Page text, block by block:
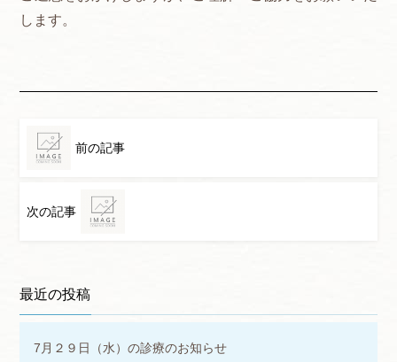
します。
前の記事
次の記事
最近の投稿
7月２９日（水）の診療のお知らせ